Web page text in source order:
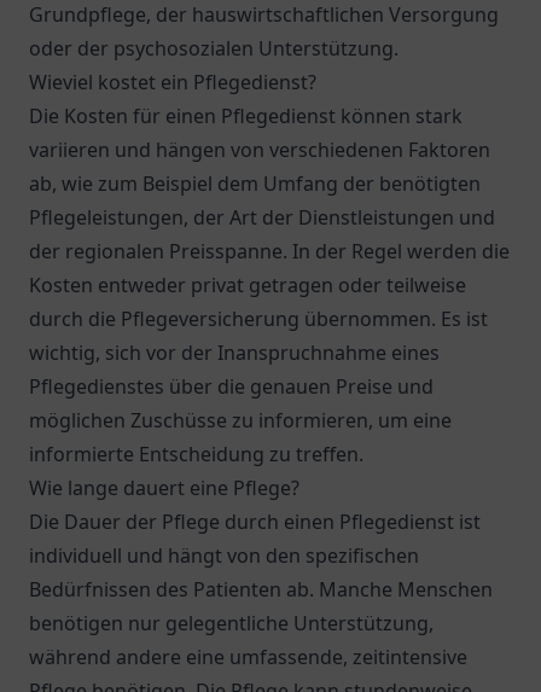
Grundpflege, der hauswirtschaftlichen Versorgung
oder der psychosozialen Unterstützung.
Wieviel kostet ein Pflegedienst?
Die Kosten für einen Pflegedienst können stark
variieren und hängen von verschiedenen Faktoren
ab, wie zum Beispiel dem Umfang der benötigten
Pflegeleistungen, der Art der Dienstleistungen und
der regionalen Preisspanne. In der Regel werden die
Kosten entweder privat getragen oder teilweise
durch die Pflegeversicherung übernommen. Es ist
wichtig, sich vor der Inanspruchnahme eines
Pflegedienstes über die genauen Preise und
möglichen Zuschüsse zu informieren, um eine
informierte Entscheidung zu treffen.
Wie lange dauert eine Pflege?
Die Dauer der Pflege durch einen Pflegedienst ist
individuell und hängt von den spezifischen
Bedürfnissen des Patienten ab. Manche Menschen
benötigen nur gelegentliche Unterstützung,
während andere eine umfassende, zeitintensive